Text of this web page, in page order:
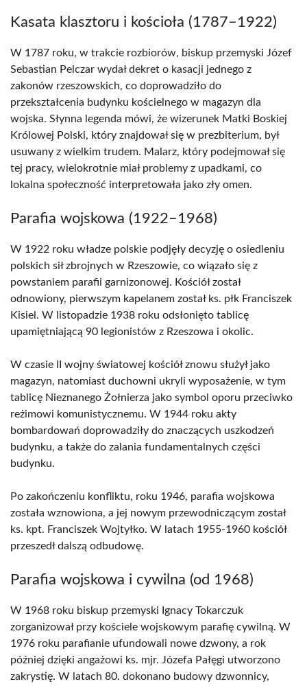
Kasata klasztoru i kościoła (1787–1922)
W 1787 roku, w trakcie rozbiorów, biskup przemyski Józef
Sebastian Pelczar wydał dekret o kasacji jednego z
zakonów rzeszowskich, co doprowadziło do
przekształcenia budynku kościelnego w magazyn dla
wojska. Słynna legenda mówi, że wizerunek Matki Boskiej
Królowej Polski, który znajdował się w prezbiterium, był
usuwany z wielkim trudem. Malarz, który podejmował się
tej pracy, wielokrotnie miał problemy z upadkami, co
lokalna społeczność interpretowała jako zły omen.
Parafia wojskowa (1922–1968)
W 1922 roku władze polskie podjęły decyzję o osiedleniu
polskich sił zbrojnych w Rzeszowie, co wiązało się z
powstaniem parafii garnizonowej. Kościół został
odnowiony, pierwszym kapelanem został ks. płk Franciszek
Kisiel. W listopadzie 1938 roku odsłonięto tablicę
upamiętniającą 90 legionistów z Rzeszowa i okolic.
W czasie II wojny światowej kościół znowu służył jako
magazyn, natomiast duchowni ukryli wyposażenie, w tym
tablicę Nieznanego Żołnierza jako symbol oporu przeciwko
reżimowi komunistycznemu. W 1944 roku akty
bombardowań doprowadziły do znaczących uszkodzeń
budynku, a także do zalania fundamentalnych części
budynku.
Po zakończeniu konfliktu, roku 1946, parafia wojskowa
została wznowiona, a jej nowym przewodniczącym został
ks. kpt. Franciszek Wojtyłko. W latach 1955-1960 kościół
przeszedł dalszą odbudowę.
Parafia wojskowa i cywilna (od 1968)
W 1968 roku biskup przemyski Ignacy Tokarczuk
zorganizował przy kościele wojskowym parafię cywilną. W
1976 roku parafianie ufundowali nowe dzwony, a rok
później dzięki angażowi ks. mjr. Józefa Pałęgi utworzono
zakrystię. W latach 80. dokonano budowy dzwonnicy,